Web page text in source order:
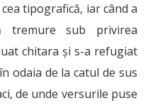
tipografică, iar când a
tremure sub privirea
chitara și s-a refugiat
odaia de la catul de sus
de unde versurile puse